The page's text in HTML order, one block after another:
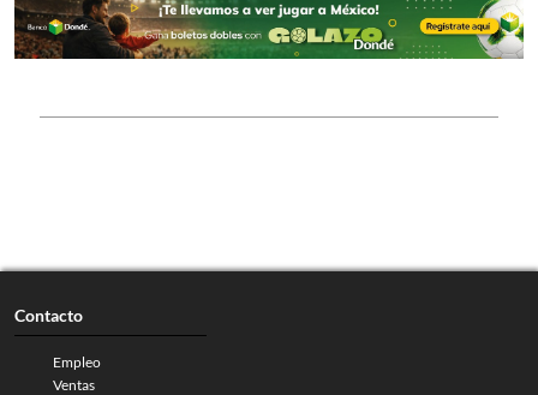
Contacto
Empleo
Ventas